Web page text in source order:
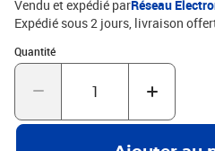
matelas assortis.Chaque produit
montage dans la boîte pour un
foncéMatériau : velours (100%
mélèze massifMatériau de
totales : 203 x 16 x 118/128 cm (l
tête de lit2 x oreille
Vendu et expédié parRéseau
Expédié sous 2 jours livraison
Quantité
Quantité : 1